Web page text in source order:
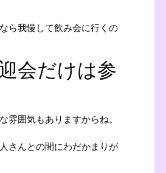
ら我慢して飲み会に行くの
会だけは参
雰囲気もありますからね。
さんとの間にわだかまりが